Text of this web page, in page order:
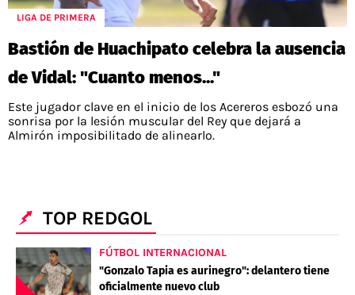
LIGA DE PRIMERA
Bastión de Huachipato celebra la ausencia
de Vidal: "Cuanto menos..."
Este jugador clave en el inicio de los Acereros esbozó una
sonrisa por la lesión muscular del Rey que dejará a
Almirón imposibilitado de alinearlo.
TOP REDGOL
FÚTBOL INTERNACIONAL
"Gonzalo Tapia es aurinegro": delantero tiene
oficialmente nuevo club